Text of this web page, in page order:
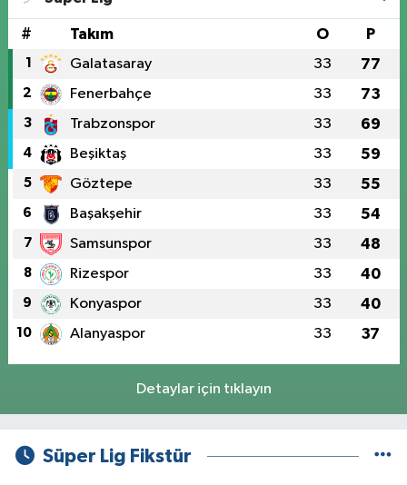
# Takım O P
1 Galatasaray 33 77
2 Fenerbahçe 33 73
3 Trabzonspor 33 69
4 Beşiktaş 33 59
5 Göztepe 33 55
6 Başakşehir 33 54
7 Samsunspor 33 48
8 Rizespor 33 40
9 Konyaspor 33 40
10 Alanyaspor 33 37
Detaylar için tıklayın
Süper Lig Fikstür